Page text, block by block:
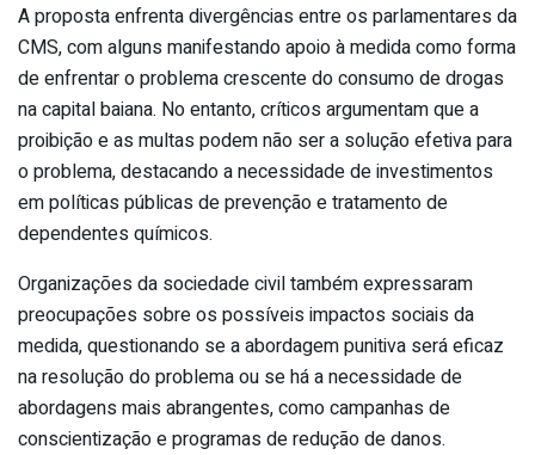
A proposta enfrenta divergências entre os parlamentares da
CMS, com alguns manifestando apoio à medida como forma
de enfrentar o problema crescente do consumo de drogas
na capital baiana. No entanto, críticos argumentam que a
proibição e as multas podem não ser a solução efetiva para
o problema, destacando a necessidade de investimentos
em políticas públicas de prevenção e tratamento de
dependentes químicos.
Organizações da sociedade civil também expressaram
preocupações sobre os possíveis impactos sociais da
medida, questionando se a abordagem punitiva será eficaz
na resolução do problema ou se há a necessidade de
abordagens mais abrangentes, como campanhas de
conscientização e programas de redução de danos.